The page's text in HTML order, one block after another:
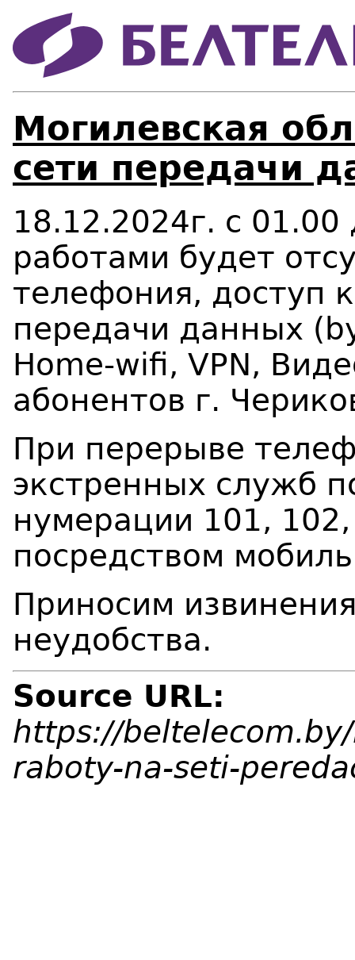
Могилевская
сети передачи
18.12.2024г. с 01.00
работами будет
телефония, доступ
передачи данных
Home-wifi, VPN,
абонентов г.
При перерыве
экстренных служб
нумерации 101,
посредством
Приносим
неудобства.
Source URL:
https://
raboty-na-seti-